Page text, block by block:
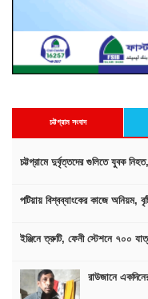
চট্টগ্রাম সংবাদ
চট্টগ্রামে দুর্বৃত্তদের গুলিতে যুবক
পটিয়ায় বিশ্বব্যাংকের কাজে অনিয়ম,
ইঞ্জিনে ত্রুটি, ফেনী স্টেশনে ৭০০
রাউজানে